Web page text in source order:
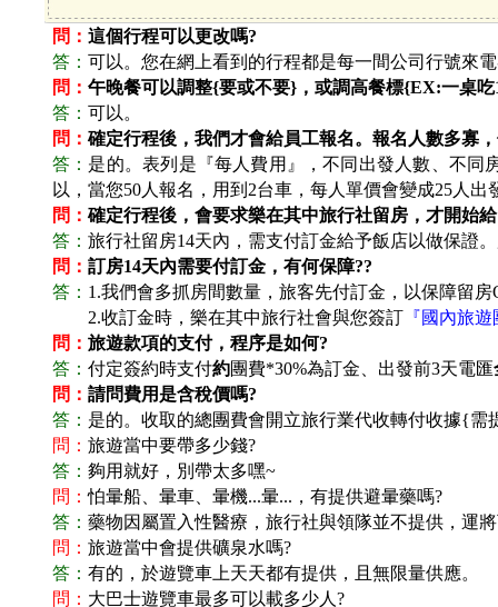
問： 這個行程可以更改嗎?
答： 可以。您在網上看到的行程都是每一間公司行號來
問： 午晚餐可以調整{要或不要}，或調高餐標{EX:一桌
答： 可以。
問： 確定行程後，我們才會給員工報名。報名人數多寡
答： 是的。表列是『每人費用』，不同出發人數、不同
以，當您50人報名，用到2台車，每人單價會變成25人出
問： 確定行程後，會要求樂在其中旅行社留房，才開始
答： 旅行社留房14天內，需支付訂金給予飯店以做保證
問： 訂房14天內需要付訂金，有何保障??
答： 1.我們會多抓房間數量，旅客先付訂金，以保障留
2.收訂金時，樂在其中旅行社會與您簽訂 『國內旅
問： 旅遊款項的支付，程序是如何?
答： 付定簽約時支付約團費*30%為訂金、出發前3天電匯
問： 請問費用是含稅價嗎?
答： 是的。收取的總團費會開立旅行業代收轉付收據{
問： 旅遊當中要帶多少錢?
答： 夠用就好，別帶太多嘿~
問：怕暈船、暈車、暈機...暈...，有提供避暈藥嗎?
答： 藥物因屬置入性醫療，旅行社與領隊並不提供，運
問： 旅遊當中會提供礦泉水嗎?
答： 有的，於遊覽車上天天都有提供，且無限量供應。
問： 大巴士遊覽車最多可以載多少人?